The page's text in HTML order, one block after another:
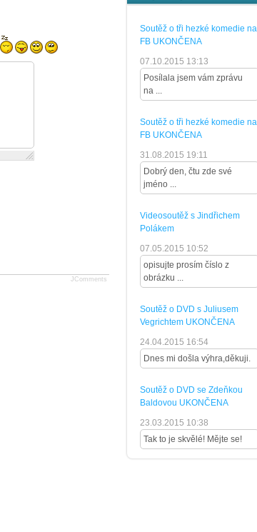
JComments
Soutěž o tři hezké komedie na
FB UKONČENA
07.10.2015 13:13
Posílala jsem vám zprávu
na ...
Soutěž o tři hezké komedie na
FB UKONČENA
31.08.2015 19:11
Dobrý den, čtu zde své
jméno ...
Videosoutěž s Jindřichem
Polákem
07.05.2015 10:52
opisujte prosím číslo z
obrázku ...
Soutěž o DVD s Juliusem
Vegrichtem UKONČENA
24.04.2015 16:54
Dnes mi došla výhra,děkuji.
Soutěž o DVD se Zdeňkou
Baldovou UKONČENA
23.03.2015 10:38
Tak to je skvělé! Mějte se!